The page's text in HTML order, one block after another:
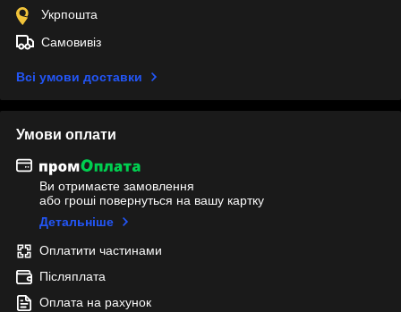
Укрпошта
Самовивіз
Всі умови доставки
Умови оплати
Ви отримаєте замовлення
або гроші повернуться на вашу картку
Детальніше
Оплатити частинами
Післяплата
Оплата на рахунок